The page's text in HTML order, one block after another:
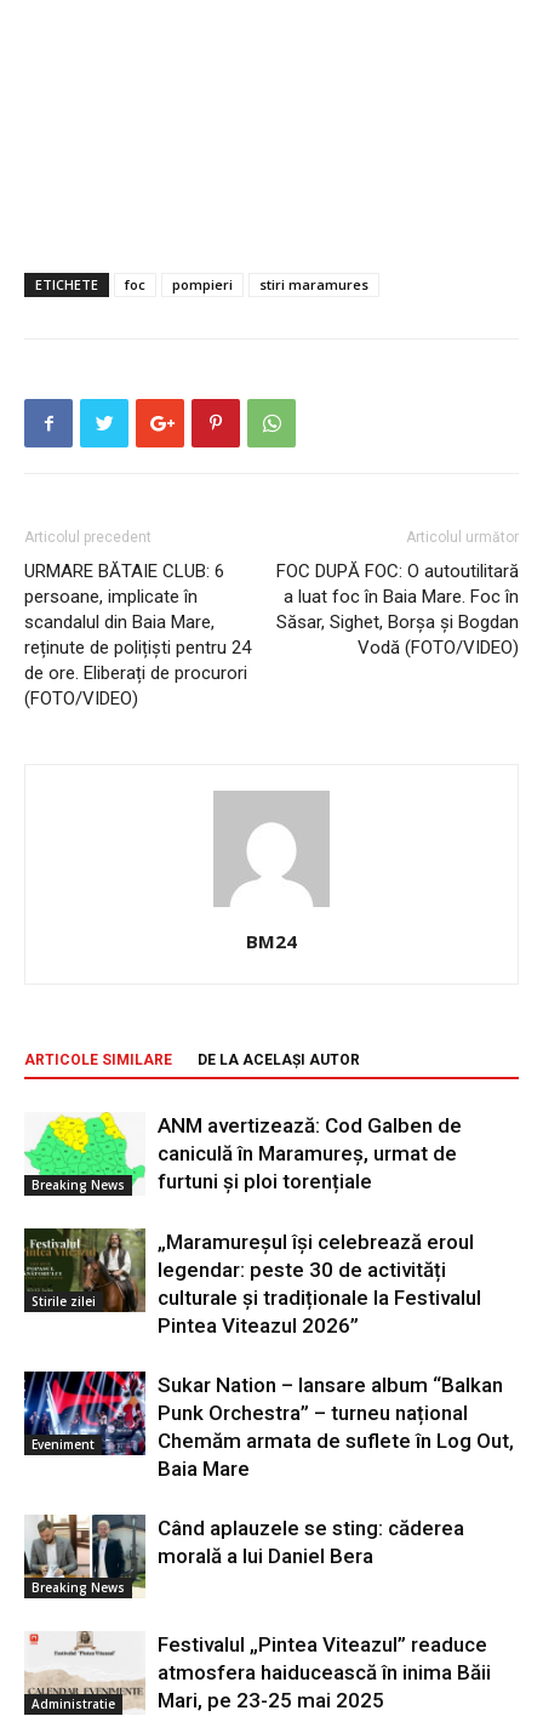
ETICHETE foc pompieri stiri maramures
Articolul precedent
URMARE BĂTAIE CLUB: 6
persoane, implicate în
scandalul din Baia Mare,
reținute de polițiști pentru 24
de ore. Eliberați de procurori
(FOTO/VIDEO)
Articolul următor
FOC DUPĂ FOC: O autoutilitară
a luat foc în Baia Mare. Foc în
Săsar, Sighet, Borșa și Bogdan
Vodă (FOTO/VIDEO)
BM24
ARTICOLE SIMILARE DE LA ACELAȘI AUTOR
Breaking News
ANM avertizează: Cod Galben de
caniculă în Maramureș, urmat de
furtuni și ploi torențiale
Stirile zilei
„Maramureșul își celebrează eroul
legendar: peste 30 de activități
culturale și tradiționale la Festivalul
Pintea Viteazul 2026”
Eveniment
Sukar Nation – lansare album “Balkan
Punk Orchestra” – turneu național
Chemăm armata de suflete în Log Out,
Baia Mare
Breaking News
Când aplauzele se sting: căderea
morală a lui Daniel Bera
Administratie
Festivalul „Pintea Viteazul” readuce
atmosfera haiducească în inima Băii
Mari, pe 23-25 mai 2025